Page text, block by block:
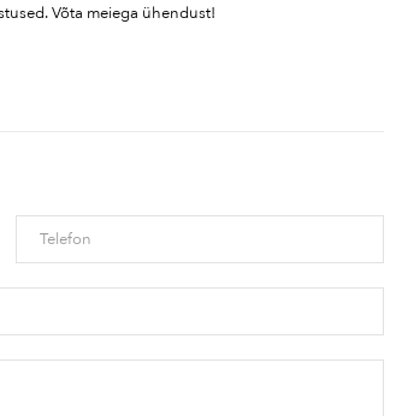
Võta meiega ühendust!